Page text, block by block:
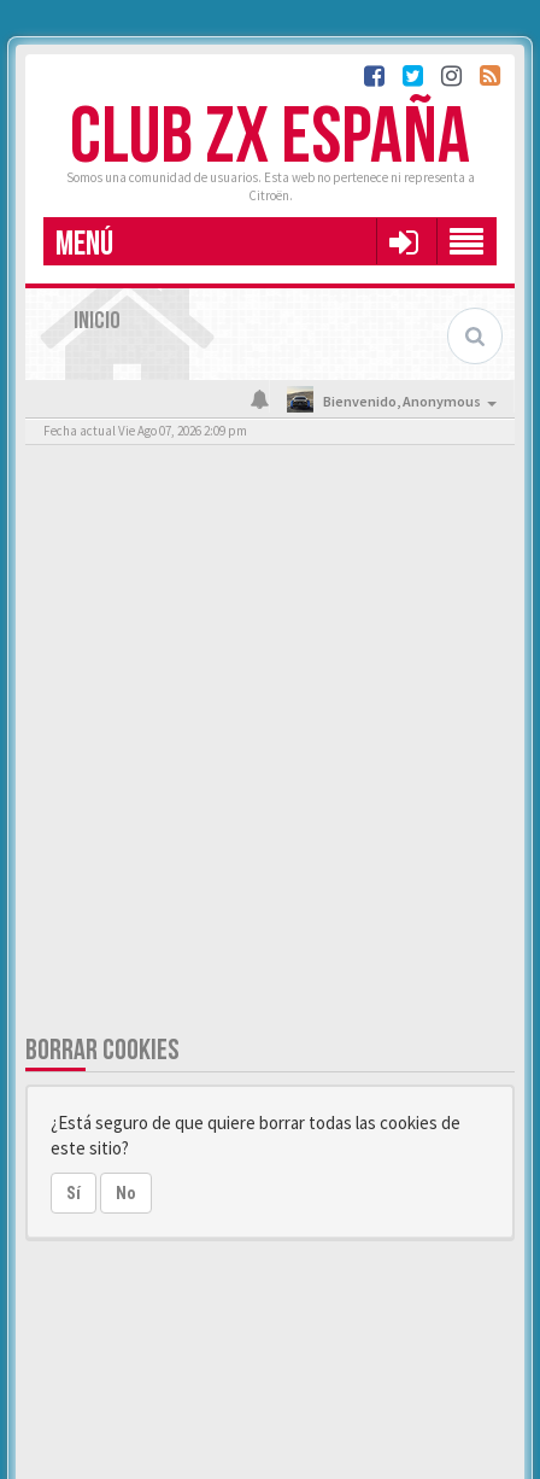
CLUB ZX ESPAÑA
Somos una comunidad de usuarios. Esta web no pertenece ni representa a
Citroën.
MENÚ
INICIO
Bienvenido,Anonymous
Fecha actual Vie Ago 07, 2026 2:09 pm
BORRAR COOKIES
¿Está seguro de que quiere borrar todas las cookies de
este sitio?
Sí No